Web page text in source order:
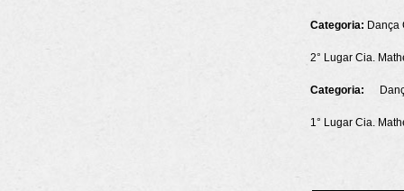
Categoria: Dança
2° Lugar Cia.
Categoria:
1° Lugar Cia.